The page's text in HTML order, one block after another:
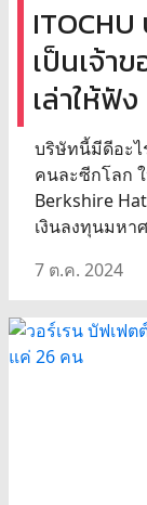
เป็นเจ้า
เล่าให้ฟัง
บริษัทนี้มีดีอะไ
คนละซีกโลก
Berkshire
เงินลงทุนมหา
7 ต.ค. 2024